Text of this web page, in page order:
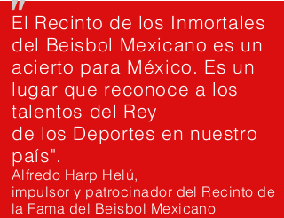
El Recinto de los Inmortales
del Beisbol Mexicano es un
acierto para México. Es un
lugar que reconoce a los
talentos del Rey
de los Deportes en nuestro
país".
Alfredo Harp Helú,
impulsor y patrocinador del Recinto de
la Fama del Beisbol Mexicano
"